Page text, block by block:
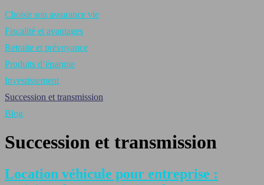
Choisir son assurance vie
Fiscalité et avantages
Retraite et prévoyance
Produits d’épargne
Investissement
Succession et transmission
Blog
Succession et transmission
Location véhicule pour entreprise :